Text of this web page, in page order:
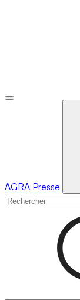
AGRA Presse